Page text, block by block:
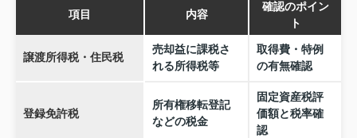
項目 内容
確認のポイン
ト
譲渡所得税・住民税
売却益に課税さ
れる所得税等
取得費・特例
の有無確認
登録免許税
所有権移転登記
などの税金
固定資産税評
価額と税率確
認